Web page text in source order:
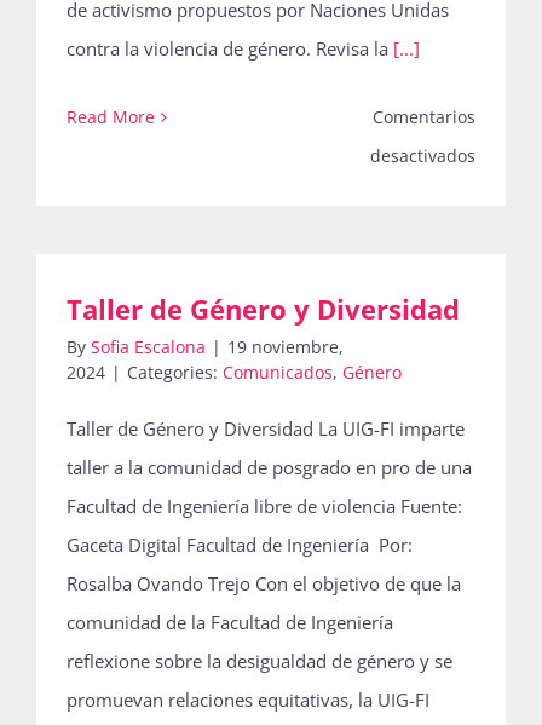
de activismo propuestos por Naciones Unidas
contra la violencia de género. Revisa la [...]
Read More
Comentarios
desactivados
Taller de Género y Diversidad
By Sofia Escalona | 19 noviembre,
2024 | Categories: Comunicados, Género
Taller de Género y Diversidad La UIG-FI imparte
taller a la comunidad de posgrado en pro de una
Facultad de Ingeniería libre de violencia Fuente:
Gaceta Digital Facultad de Ingeniería Por:
Rosalba Ovando Trejo Con el objetivo de que la
comunidad de la Facultad de Ingeniería
reflexione sobre la desigualdad de género y se
promuevan relaciones equitativas, la UIG-FI